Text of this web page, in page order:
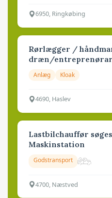
6950, Ringkøbing
Rørlægger /
dræn/
Anlæg Kloak
4690, Haslev
Lastbilchauffør
Maskinstation
Godstransport
4700, Næstved